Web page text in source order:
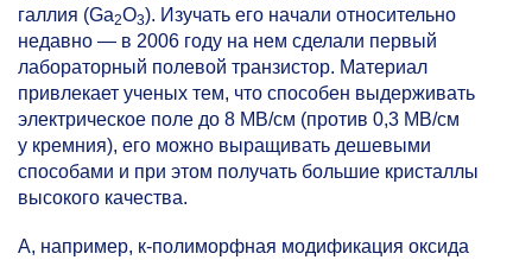
галлия (Ga2O3). Изучать его начали относительно
недавно — в 2006 году на нем сделали первый
лабораторный полевой транзистор. Материал
привлекает ученых тем, что способен выдерживать
электрическое поле до 8 MВ/см (против 0,3 МВ/см
у кремния), его можно выращивать дешевыми
способами и при этом получать большие кристаллы
высокого качества.
А, например, к-полиморфная модификация оксида